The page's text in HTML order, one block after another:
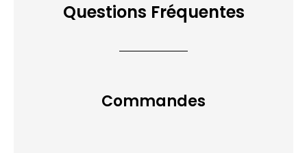
Questions Fréquentes
Commandes